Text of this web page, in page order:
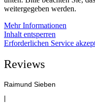
weitergegeben werden.
Mehr Informationen
Inhalt entsperren
Erforderlichen Service
Reviews
Raimund Sieben
|